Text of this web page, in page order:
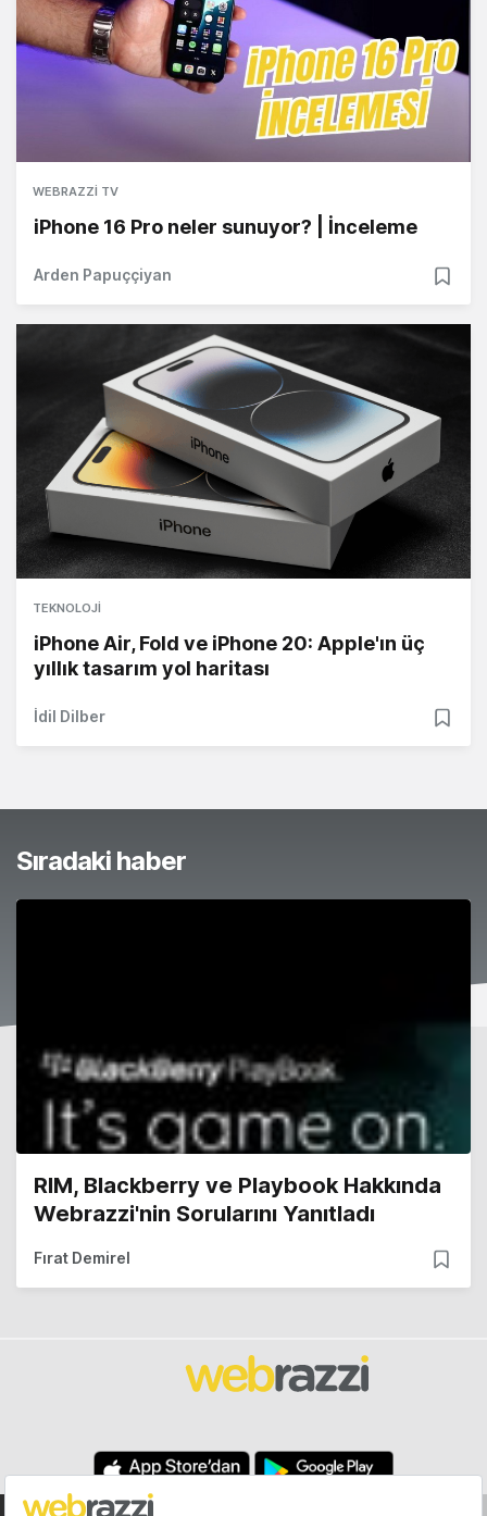
WEBRAZZI TV
iPhone 16 Pro neler sunuyor? | İnceleme
Arden Papuççiyan
TEKNOLOJI
iPhone Air, Fold ve iPhone 20: Apple'ın üç
yıllık tasarım yol haritası
İdil Dilber
Sıradaki haber
RIM, Blackberry ve Playbook Hakkında
Webrazzi'nin Sorularını Yanıtladı
Fırat Demirel